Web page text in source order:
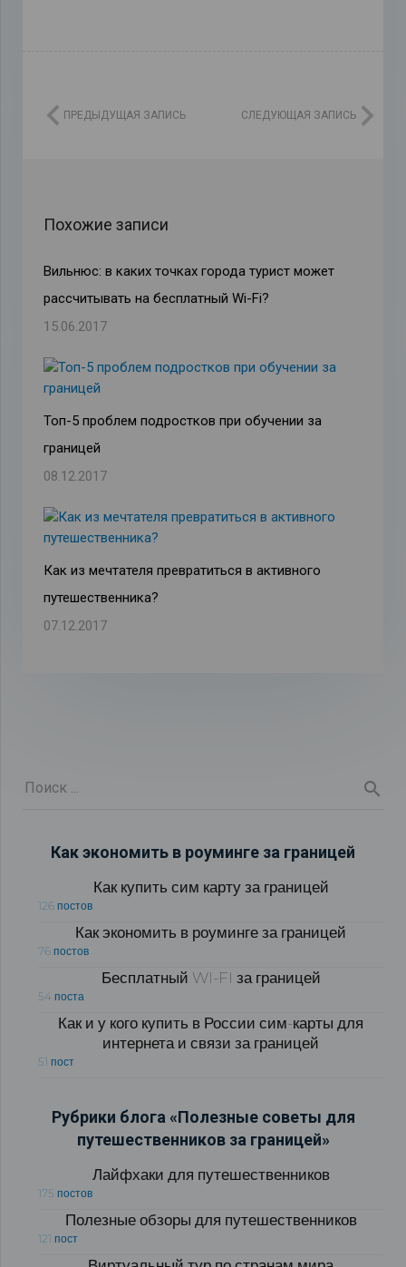
ПРЕДЫДУЩАЯ ЗАПИСЬ СЛЕДУЮЩАЯ ЗАПИСЬ
Похожие записи
Вильнюс: в каких точках города турист может
рассчитывать на бесплатный Wi-Fi?
15.06.2017
Топ-5 проблем подростков при обучении за
границей
08.12.2017
Как из мечтателя превратиться в активного
путешественника?
07.12.2017
Как экономить в роуминге за границей
Как купить сим карту за границей
126 постов
Как экономить в роуминге за границей
76 постов
Бесплатный WI-FI за границей
54 поста
Как и у кого купить в России сим-карты для
интернета и связи за границей
51 пост
Рубрики блога «Полезные советы для
путешественников за границей»
Лайфхаки для путешественников
175 постов
Полезные обзоры для путешественников
121 пост